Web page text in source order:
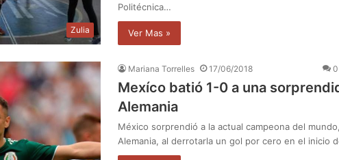
Zulia
Politécnica…
Ver Mas »
Mariana Torrelles 17/06/2018 0
Mexíco batió 1-0 a una
Alemania
México sorprendió a la actual campeona del mundo,
Alemania, al derrotarla un gol por cero en el inicio